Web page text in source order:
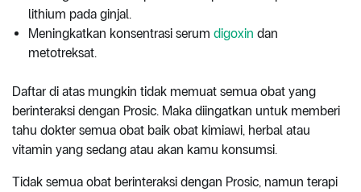
lithium pada ginjal.
Meningkatkan konsentrasi serum digoxin dan
metotreksat.
Daftar di atas mungkin tidak memuat semua obat yang
berinteraksi dengan Prosic. Maka diingatkan untuk memberi
tahu dokter semua obat baik obat kimiawi, herbal atau
vitamin yang sedang atau akan kamu konsumsi.
Tidak semua obat berinteraksi dengan Prosic, namun terapi